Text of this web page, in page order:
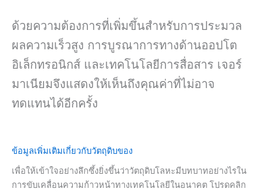
ด้วยความต้องการที่เพิ่มขึ้นสำหรับการประมวล
ผลความเร็วสูง การบูรณาการทางด้านออปโต
อิเล็กทรอนิกส์ และเทคโนโลยีการสื่อสาร เจอร์
มาเนียมจึงแสดงให้เห็นถึงคุณค่าที่ไม่อาจ
ทดแทนได้อีกครั้ง
ข้อมูลเพิ่มเติมเกี่ยวกับวัตถุดิบของ
เพื่อให้เข้าใจอย่างลึกซึ้งยิ่งขึ้นว่าวัตถุดิบโลหะมีบทบาทอย่างไรใน
การขับเคลื่อนความก้าวหน้าทางเทคโนโลยีในอนาคต โปรดคลิก